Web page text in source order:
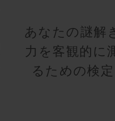
あなたの謎解
力を客観的に
るための検定